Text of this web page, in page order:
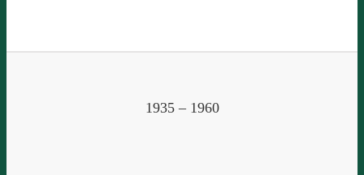
1935 – 1960